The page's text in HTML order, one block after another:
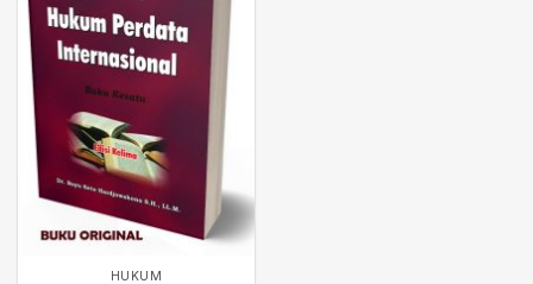
HUKUM